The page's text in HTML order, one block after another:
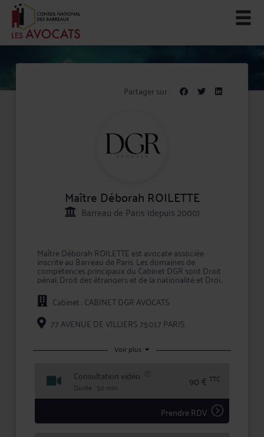
Partager sur :
Maître Déborah ROILETTE
Barreau de Paris (depuis 2000)
Maître Déborah ROILETTE est avocate associée
inscrite au Barreau de Paris. Les domaines de
compétences principaux du Cabinet DGR sont Droit
pénal, Droit des étrangers et de la nationalité et Droit
du dommage corporel.
Le cabinet DGR avocats apporte à ses clients la
compétence et la réactivité indispensables à leur
information et à la défense de leurs intérêts, tant en
conseil que lors d'une procédure judiciaire.
En confiant votre dossier au Cabinet DGR, vous
traitement de votre dossier et des garanties qu'offre
la profession d'avocat en matière d'expertise et de
sécurité.
Cabinet : CABINET DGR AVOCATS
77 AVENUE DE VILLIERS 75017 PARIS
Voir plus
Consultation vidéo
Durée : 50 min 90 € TTC
Prendre RDV